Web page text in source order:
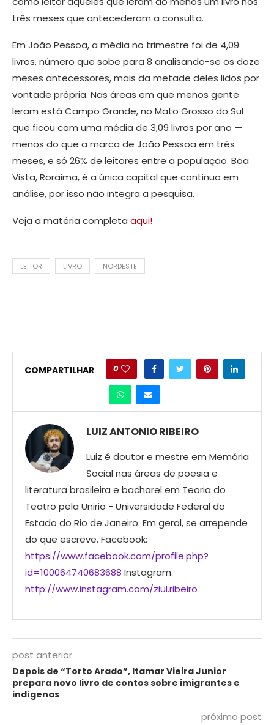
três meses que antecederam a consulta.
Em João Pessoa, a média no trimestre foi de 4,09
livros, número que sobe para 8 analisando-se os doze
meses antecessores, mais da metade deles lidos por
vontade própria. Nas áreas em que menos gente
leram está Campo Grande, no Mato Grosso do Sul
que ficou com uma média de 3,09 livros por ano —
menos do que a marca de João Pessoa em três
meses, e só 26% de leitores entre a população. Boa
Vista, Roraima, é a única capital que continua em
análise, por isso não integra a pesquisa.
Veja a matéria completa aqui!
LEITOR LIVRO NORDESTE
COMPARTILHAR 0
LUIZ ANTONIO RIBEIRO
Luiz é doutor e mestre em Memória
Social nas áreas de poesia e
literatura brasileira e bacharel em Teoria do
Teatro pela Unirio - Universidade Federal do
Estado do Rio de Janeiro. Em geral, se arrepende
do que escreve. Facebook:
https://www.facebook.com/profile.php?
id=100064740683688 Instagram:
http://www.instagram.com/ziul.ribeiro
post anterior
Depois de “Torto Arado”, Itamar Vieira Junior
prepara novo livro de contos sobre imigrantes e
indígenas
próximo post